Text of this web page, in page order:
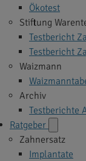
Ökotest
Stiftung
Testbericht
Testbericht
Waizmann
Archiv
Testberichte
Ratgeber
Zahnersatz
Implantate